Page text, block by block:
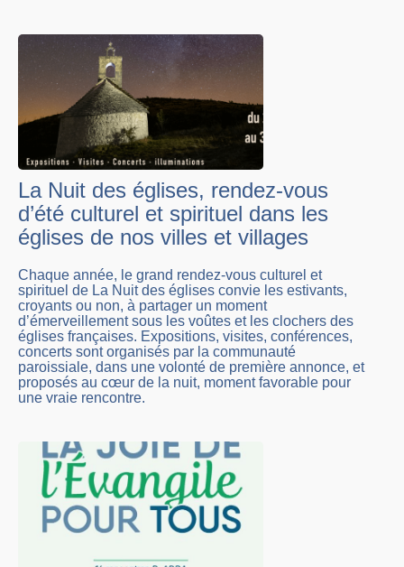
La Nuit des églises, rendez-vous
d’été culturel et spirituel dans les
églises de nos villes et villages
Chaque année, le grand rendez-vous culturel et
spirituel de La Nuit des églises convie les estivants,
croyants ou non, à partager un moment
d’émerveillement sous les voûtes et les clochers des
églises françaises. Expositions, visites, conférences,
concerts sont organisés par la communauté
paroissiale, dans une volonté de première annonce, et
proposés au cœur de la nuit, moment favorable pour
une vraie rencontre.